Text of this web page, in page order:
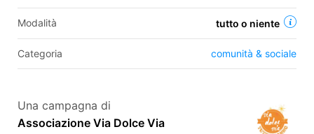
Modalità tutto o niente
Categoria comunità & sociale
Una campagna di
Associazione Via Dolce Via